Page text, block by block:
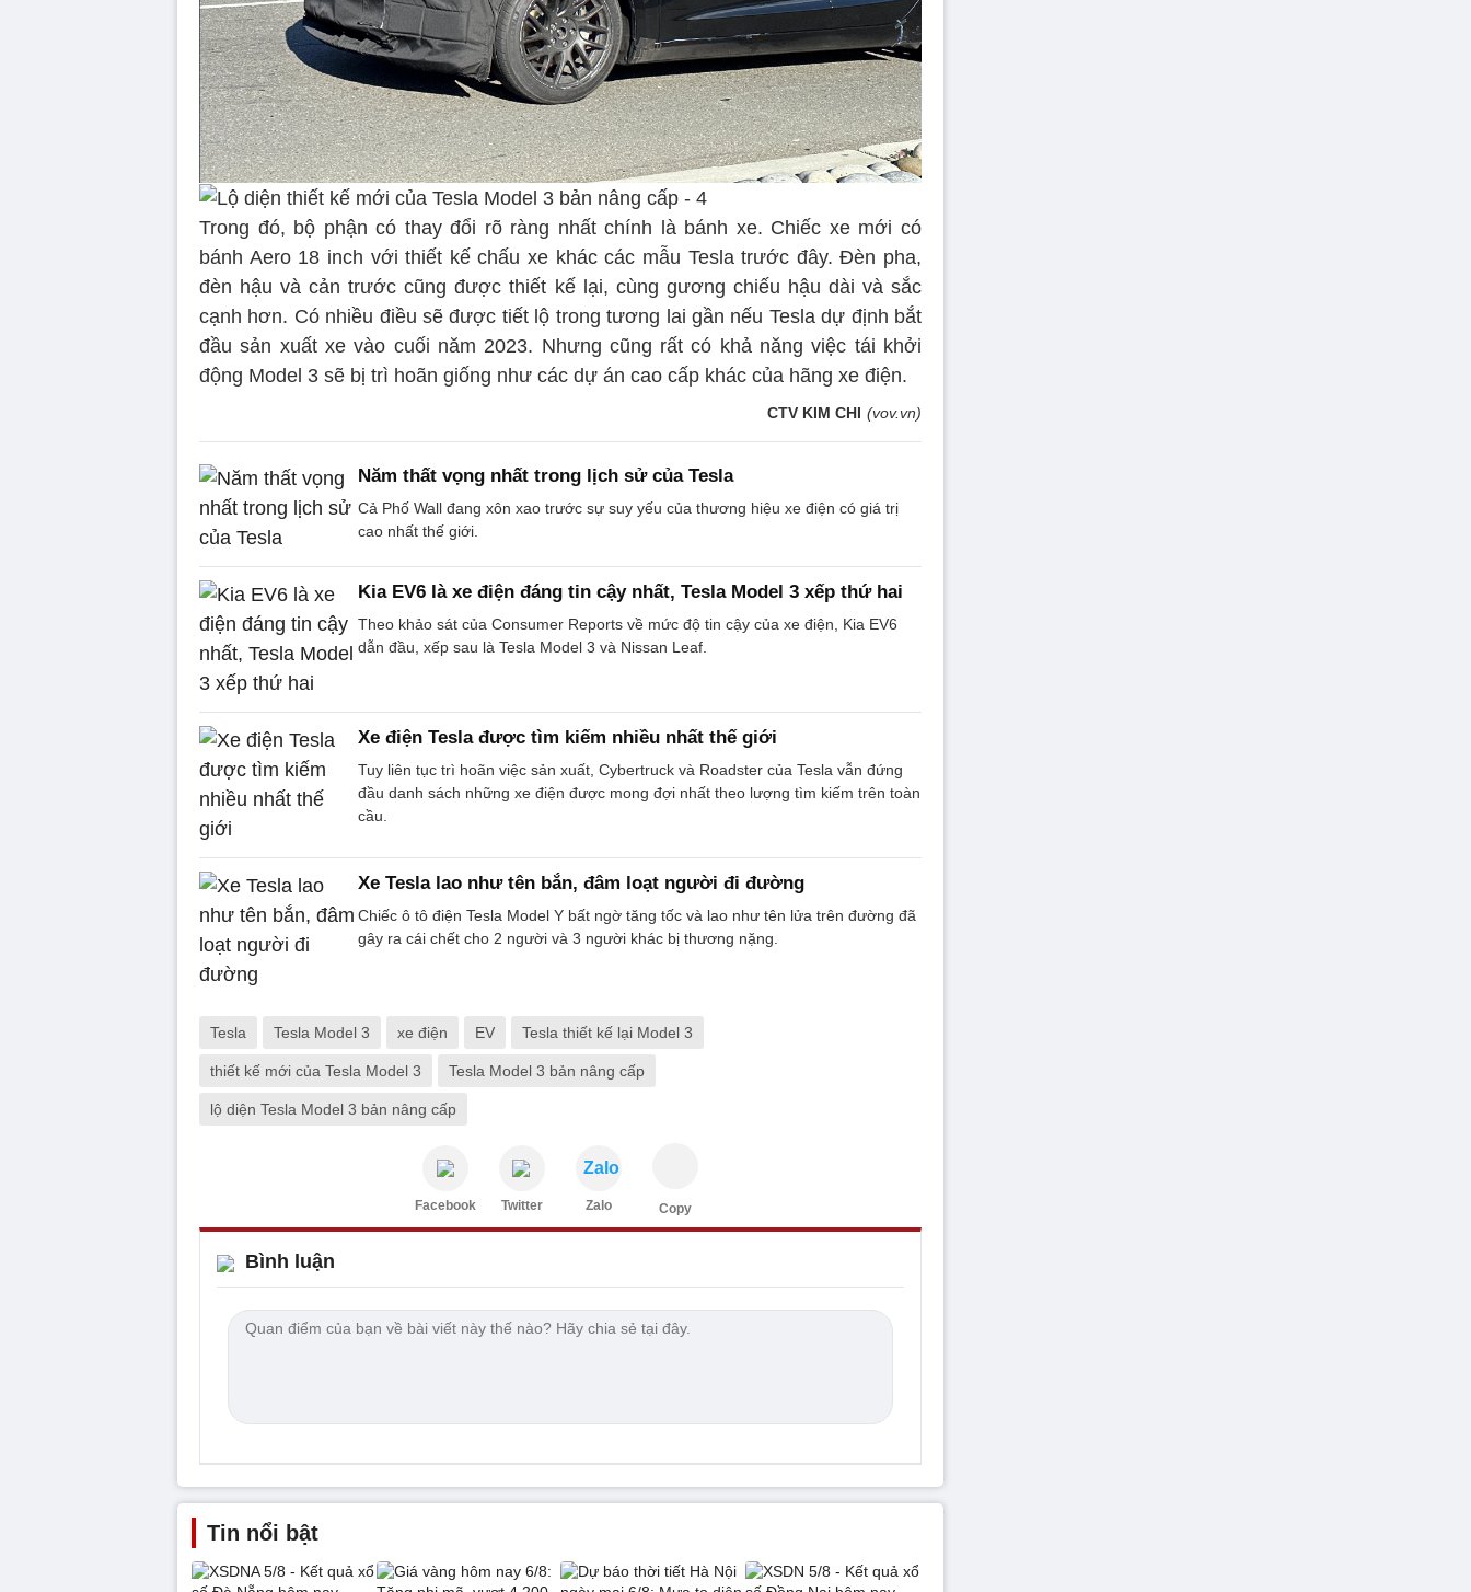
Trong đó, bộ phận có thay đổi rõ ràng nhất chính là bánh xe. Chiếc xe mới có
bánh Aero 18 inch với thiết kế chấu xe khác các mẫu Tesla trước đây. Đèn pha,
đèn hậu và cản trước cũng được thiết kế lại, cùng gương chiếu hậu dài và sắc
cạnh hơn. Có nhiều điều sẽ được tiết lộ trong tương lai gần nếu Tesla dự định bắt
đầu sản xuất xe vào cuối năm 2023. Nhưng cũng rất có khả năng việc tái khởi
động Model 3 sẽ bị trì hoãn giống như các dự án cao cấp khác của hãng xe điện.
CTV KIM CHI (vov.vn)
Năm thất vọng nhất trong lịch sử của Tesla
Cả Phố Wall đang xôn xao trước sự suy yếu của thương hiệu xe điện có giá trị
cao nhất thế giới.
Kia EV6 là xe điện đáng tin cậy nhất, Tesla Model 3 xếp thứ hai
Theo khảo sát của Consumer Reports về mức độ tin cậy của xe điện, Kia EV6
dẫn đầu, xếp sau là Tesla Model 3 và Nissan Leaf.
Xe điện Tesla được tìm kiếm nhiều nhất thế giới
Tuy liên tục trì hoãn việc sản xuất, Cybertruck và Roadster của Tesla vẫn đứng
đầu danh sách những xe điện được mong đợi nhất theo lượng tìm kiếm trên toàn
cầu.
Xe Tesla lao như tên bắn, đâm loạt người đi đường
Chiếc ô tô điện Tesla Model Y bất ngờ tăng tốc và lao như tên lửa trên đường đã
gây ra cái chết cho 2 người và 3 người khác bị thương nặng.
Tesla Tesla Model 3 xe điện EV Tesla thiết kế lại Model 3
thiết kế mới của Tesla Model 3 Tesla Model 3 bản nâng cấp
lộ diện Tesla Model 3 bản nâng cấp
Facebook Twitter
Zalo
Zalo Copy
Bình luận
Tin nổi bật